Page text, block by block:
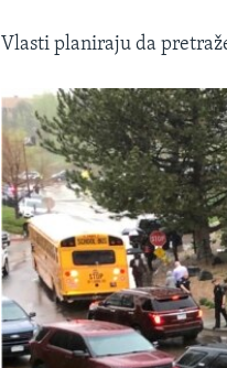
Vlasti planiraju da